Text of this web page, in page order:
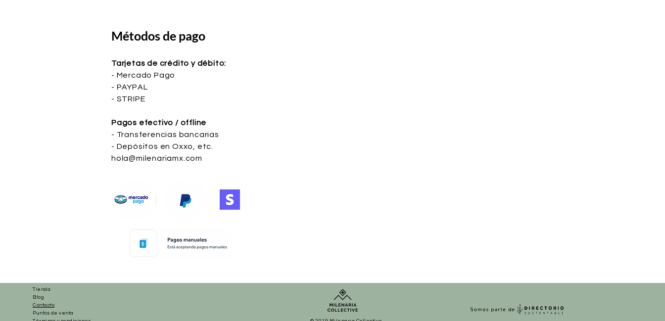
Métodos de pago
Tarjetas de crédito y débito:
- Mercado Pago
- PAYPAL
- STRIPE
Pagos efectivo / offline
- Transferencias bancarias
- Depósitos en Oxxo, etc.
hola@milenariamx.com
Tienda
Blog
Contacto
Puntos de venta